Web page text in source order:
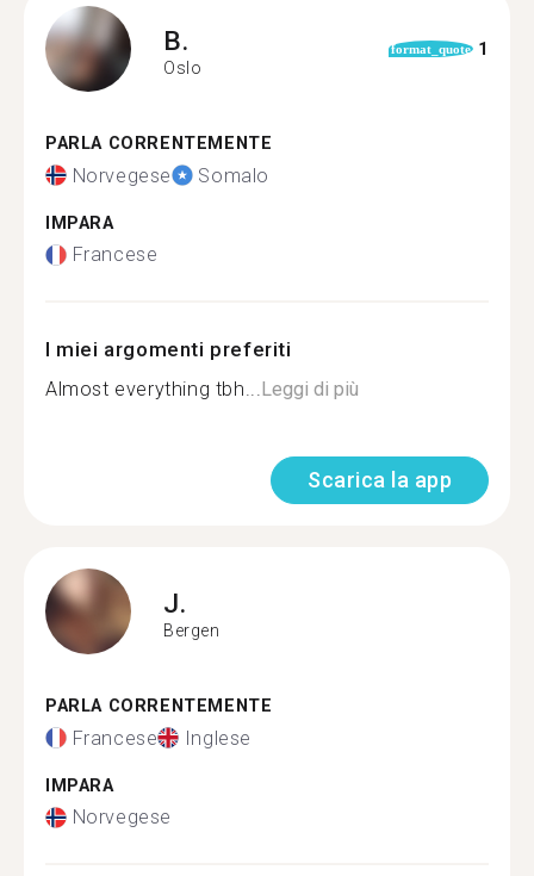
B.
Oslo
format_quote 1
PARLA CORRENTEMENTE
Norvegese Somalo
IMPARA
Francese
I miei argomenti preferiti
Almost everything tbh...Leggi di più
Scarica la app
J.
Bergen
PARLA CORRENTEMENTE
Francese Inglese
IMPARA
Norvegese